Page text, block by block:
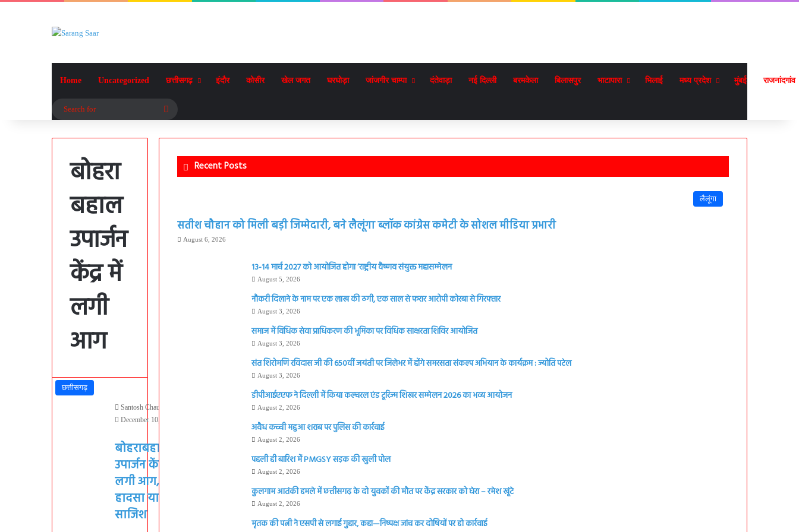
Home Uncategorized छत्तीसगढ़ इंदौर कोसीर खेल जगत घरघोड़ा जांजगीर चाम्पा दंतेवाड़ा नई दिल्ली बरमकेला बिलासपुर भाटापारा भिलाई मध्य प्रदेश मुंबई राजनांदगांव
Search
बोहरा
बहाल
उपार्जन
केंद्र में
लगी
आग
छत्तीसगढ़
Santosh Chauhan
December 10, 2024
बोहराबहाल
उपार्जन केंद्र में
लगी आग,
हादसा या
साजिश
Recent Posts
लैलूंगा
सतीश चौहान को मिली बड़ी जिम्मेदारी, बने लैलूंगा ब्लॉक कांग्रेस कमेटी के सोशल मीडिया प्रभारी
August 6, 2026
13-14 मार्च 2027 को आयोजित होगा ‘राष्ट्रीय वैष्णव संयुक्त महासम्मेलन
August 5, 2026
नौकरी दिलाने के नाम पर एक लाख की ठगी, एक साल से फरार आरोपी कोरबा से गिरफ्तार
August 3, 2026
समाज में विधिक सेवा प्राधिकरण की भूमिका पर विधिक साक्षरता शिविर आयोजित
August 3, 2026
संत शिरोमणि रविदास जी की 650वीं जयंती पर जिलेभर में होंगे समरसता संकल्प अभियान के कार्यक्रम : ज्योति पटेल
August 3, 2026
डीपीआईएएफ ने दिल्ली में किया कल्चरल एंड टूरिज्म शिखर सम्मेलन 2026 का भव्य आयोजन
August 2, 2026
अवैध कच्ची महुआ शराब पर पुलिस की कार्रवाई
August 2, 2026
पहली ही बारिश में PMGSY सड़क की खुली पोल
August 2, 2026
कुलगाम आतंकी हमले में छत्तीसगढ़ के दो युवकों की मौत पर केंद्र सरकार को घेरा – रमेश खूंटे
August 2, 2026
मृतक की पत्नी ने एसपी से लगाई गुहार, कहा—निष्पक्ष जांच कर दोषियों पर हो कार्रवाई